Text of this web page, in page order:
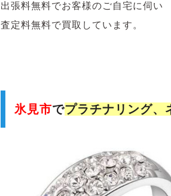
出張料無料でお客様のご自宅に伺い
査定料無料で買取しています。
氷見市でプラチナリング、